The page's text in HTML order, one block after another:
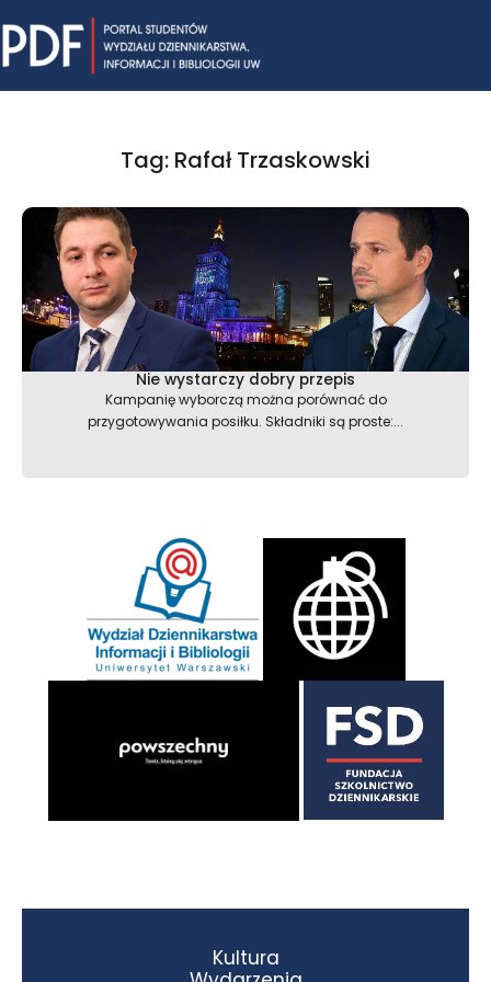
to
content
Tag: Rafał Trzaskowski
Nie wystarczy dobry przepis
Kampanię wyborczą można porównać do
przygotowywania posiłku. Składniki są proste:...
Kultura